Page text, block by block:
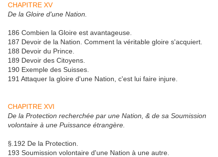
CHAPITRE XV
De la Gloire d'une Nation.
186 Combien la Gloire est avantageuse.
187 Devoir de la Nation. Comment la véritable gloire s'acquiert.
188 Devoir du Prince.
189 Devoir des Citoyens.
190 Exemple des Suisses.
191 Attaquer la gloire d'une Nation, c'est lui faire injure.
CHAPITRE XVI
De la Protection recherchée par une Nation, & de sa Soumission
volontaire à une Puissance étrangère.
§.192 De la Protection.
193 Soumission volontaire d'une Nation à une autre.